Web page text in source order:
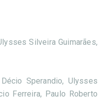
Silveira Guimarães,
Sperandio, Ulysses
Ferreira, Paulo Roberto